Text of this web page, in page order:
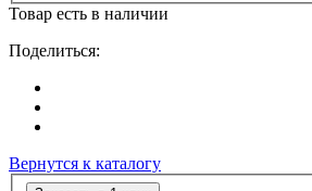
Товар есть в наличии
Поделиться:
Вернутся к каталогу